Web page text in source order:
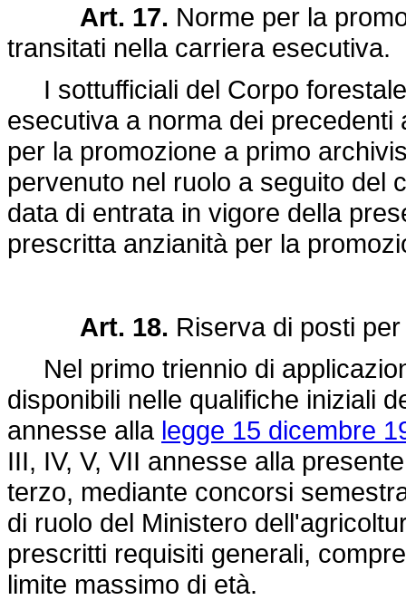
Art. 17. Norme per la
transitati nella carriera esecutiva.
I sottufficiali del Corpo
esecutiva a norma dei
per la promozione a primo
pervenuto nel ruolo a seguito del
data di entrata in vigore della
prescritta anzianità per la
Art. 18. Riserva di posti
Nel primo triennio di
disponibili nelle qualifiche iniziali
annesse alla legge 15 dicembre
III, IV, V, VII annesse alla
terzo, mediante concorsi
di ruolo del Ministero
prescritti requisiti generali,
limite massimo di età.